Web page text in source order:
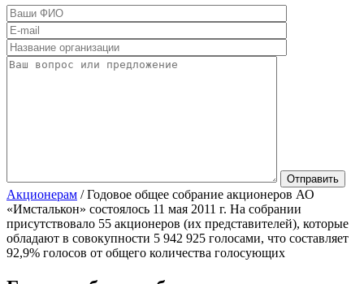
Акционерам /Годовое общее собрание акционеров АО
«Имсталькон» состоялось 11 мая 2011 г. На собрании
присутствовало 55 акционеров (их представителей), которые
обладают в совокупности 5 942 925 голосами, что составляет
92,9% голосов от общего количества голосующих